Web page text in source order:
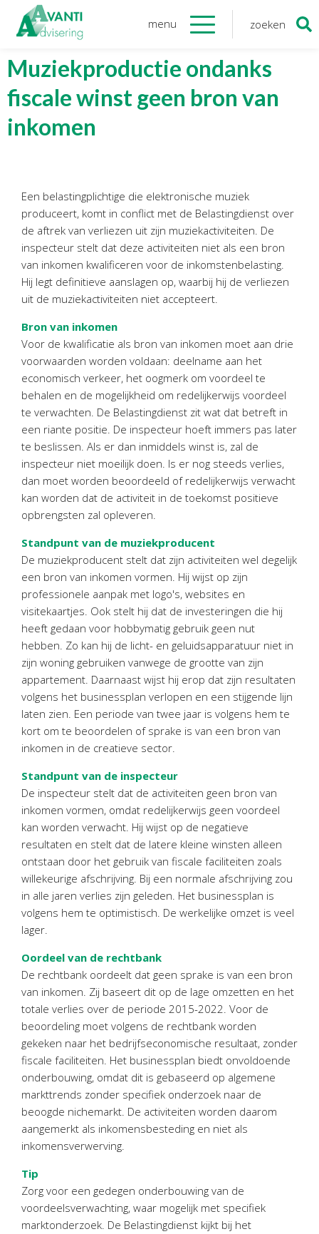
menu zoeken
Organisatie
Onze medewerkers
Algemene verordening
Vacatures
Onzediensten
Financiele Administratie
Startersbegeleiding
Tijdelijk financieel personeel
Personeel & Organisatie
Bedrijfseconomisch advies
Belastingadvies Purmerend
Online boekhouden
Nieuws& informatie
Nieuwsbrief
Nieuwsoverzicht
Handige links
Contact
AvantiOnline
Twinfield – Boekhouden
BaseCone – Facturen
Visionplanner – Rapportage
Klantenportaal – Online dossiers
Online Salaris – Salarissen
Nextens-Accorderen aangiften
Zoeken
naar:
Muziekproductie ondanks
fiscale winst geen bron van
inkomen
Een belastingplichtige die elektronische muziek
produceert, komt in conflict met de Belastingdienst over
de aftrek van verliezen uit zijn muziekactiviteiten. De
inspecteur stelt dat deze activiteiten niet als een bron
van inkomen kwalificeren voor de inkomstenbelasting.
Hij legt definitieve aanslagen op, waarbij hij de verliezen
uit de muziekactiviteiten niet accepteert.
Bron van inkomen
Voor de kwalificatie als bron van inkomen moet aan drie
voorwaarden worden voldaan: deelname aan het
economisch verkeer, het oogmerk om voordeel te
behalen en de mogelijkheid om redelijkerwijs voordeel
te verwachten. De Belastingdienst zit wat dat betreft in
een riante positie. De inspecteur hoeft immers pas later
te beslissen. Als er dan inmiddels winst is, zal de
inspecteur niet moeilijk doen. Is er nog steeds verlies,
dan moet worden beoordeeld of redelijkerwijs verwacht
kan worden dat de activiteit in de toekomst positieve
opbrengsten zal opleveren.
Standpunt van de muziekproducent
De muziekproducent stelt dat zijn activiteiten wel degelijk
een bron van inkomen vormen. Hij wijst op zijn
professionele aanpak met logo's, websites en
visitekaartjes. Ook stelt hij dat de investeringen die hij
heeft gedaan voor hobbymatig gebruik geen nut
hebben. Zo kan hij de licht- en geluidsapparatuur niet in
zijn woning gebruiken vanwege de grootte van zijn
appartement. Daarnaast wijst hij erop dat zijn resultaten
volgens het businessplan verlopen en een stijgende lijn
laten zien. Een periode van twee jaar is volgens hem te
kort om te beoordelen of sprake is van een bron van
inkomen in de creatieve sector.
Standpunt van de inspecteur
De inspecteur stelt dat de activiteiten geen bron van
inkomen vormen, omdat redelijkerwijs geen voordeel
kan worden verwacht. Hij wijst op de negatieve
resultaten en stelt dat de latere kleine winsten alleen
ontstaan door het gebruik van fiscale faciliteiten zoals
willekeurige afschrijving. Bij een normale afschrijving zou
in alle jaren verlies zijn geleden. Het businessplan is
volgens hem te optimistisch. De werkelijke omzet is veel
lager.
Oordeel van de rechtbank
De rechtbank oordeelt dat geen sprake is van een bron
van inkomen. Zij baseert dit op de lage omzetten en het
totale verlies over de periode 2015-2022. Voor de
beoordeling moet volgens de rechtbank worden
gekeken naar het bedrijfseconomische resultaat, zonder
fiscale faciliteiten. Het businessplan biedt onvoldoende
onderbouwing, omdat dit is gebaseerd op algemene
markttrends zonder specifiek onderzoek naar de
beoogde nichemarkt. De activiteiten worden daarom
aangemerkt als inkomensbesteding en niet als
inkomensverwerving.
Tip
Zorg voor een gedegen onderbouwing van de
voordeelsverwachting, waar mogelijk met specifiek
marktonderzoek. De Belastingdienst kijkt bij het